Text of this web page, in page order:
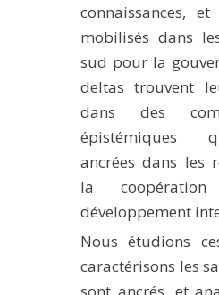
connaissances, et
mobilisés dans
sud pour la
deltas trouvent
dans des
épistémiques
ancrées dans les
la
développement
Nous étudions
caractérisons les
sont ancrés, et